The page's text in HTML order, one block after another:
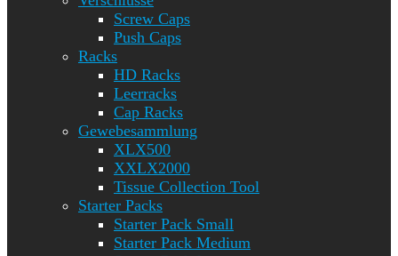
Screw Caps
Push Caps
Racks
HD Racks
Leerracks
Cap Racks
Gewebesammlung
XLX500
XXLX2000
Tissue Collection Tool
Starter Packs
Starter Pack Small
Starter Pack Medium